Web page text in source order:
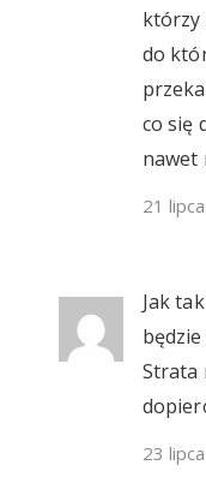
którzy
do
co się
nawet
21
Jak
będzie
Strata
23